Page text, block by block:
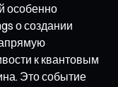
особенно
о создании
к квантовым
Это событие